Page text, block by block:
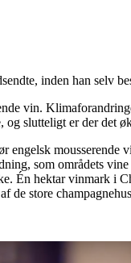
inden han selv
vin.
slutteligt er der det
som områdets
Én hektar vinmark i
de store